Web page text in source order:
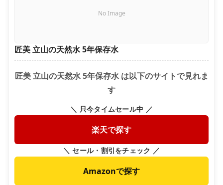
No Image
匠美 立山の天然水 5年保存水
匠美 立山の天然水 5年保存水 は以下のサイトで見れま
す
＼ 只今タイムセール中 ／
楽天で探す
＼ セール・割引をチェック ／
Amazonで探す